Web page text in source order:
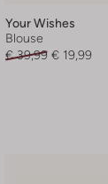
Your Wishes
Blouse
€ 39,99 € 19,99